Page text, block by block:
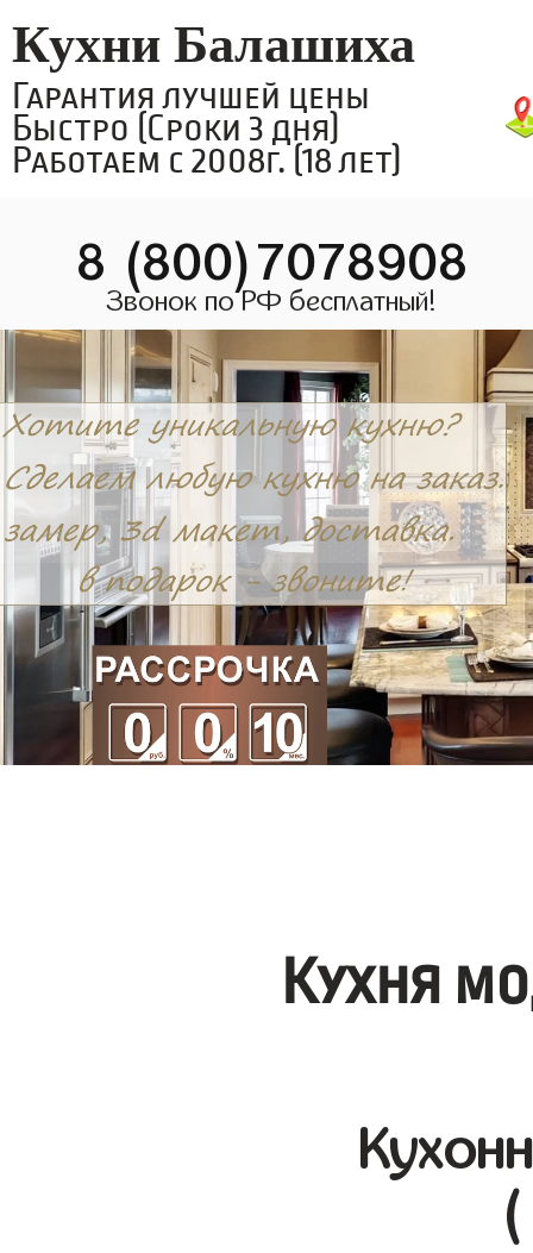
Кухни Балашиха
Гарантия лучшей цены
Быстро (Сроки 3 дня)
Работаем с 2008г. (18 лет)
8 (800)7078908
Звонок по РФ бесплатный!
Кухня